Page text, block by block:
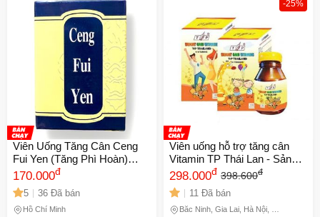
Viên Uống Tăng Cân Ceng
Fui Yen (Tăng Phì Hoàn)
Nhập Khẩu Malaysia - Hỗ
Trợ Tăng Cường Sức Khỏe,
Ngon Miệng, Ngủ Ngon - Mã
1071
170.000đ
5 36 Đã bán
Hồ Chí Minh
-25%
Viên uống hỗ trợ tăng cân
Vitamin TP Thái Lan - Sản
phẩm tăng cường sức khỏe,
kích thích appetite và hấp thu
dinh dưỡng hiệu quả cho mọi
đối tượng
298.000đ 398.600đ
11 Đã bán
Bắc Ninh, Gia Lai, Hà Nội, Hồ